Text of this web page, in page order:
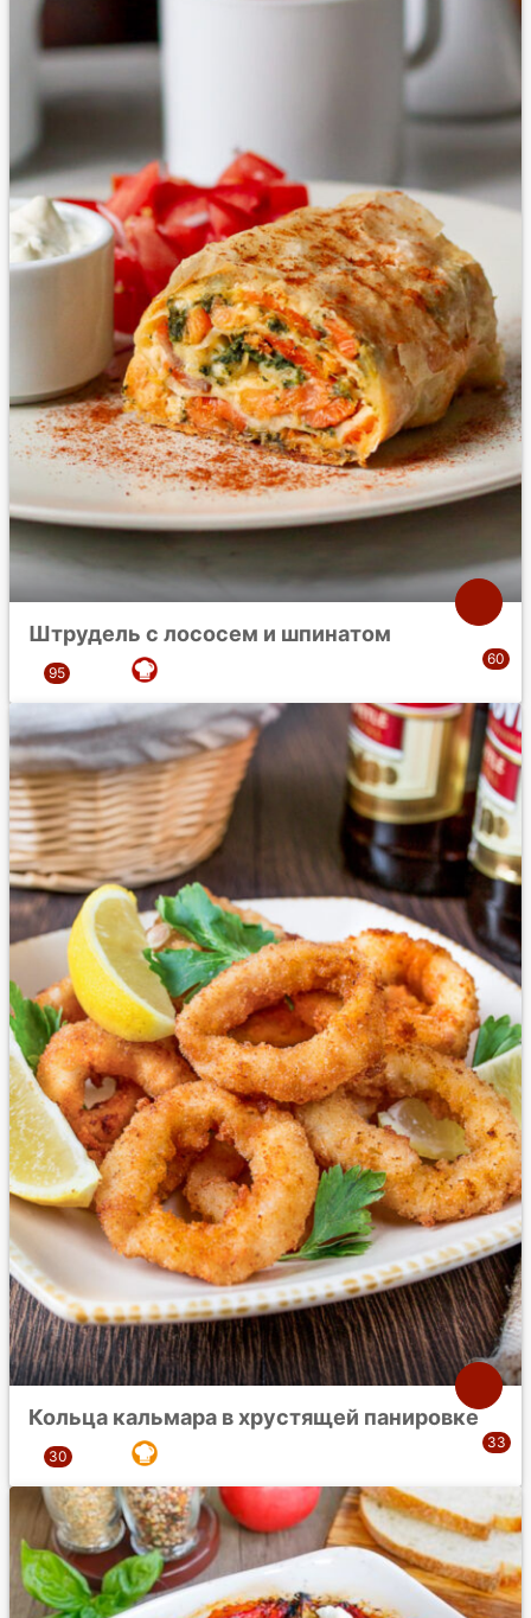
Штрудель с лососем и шпинатом
Кольца кальмара в хрустящей панировке